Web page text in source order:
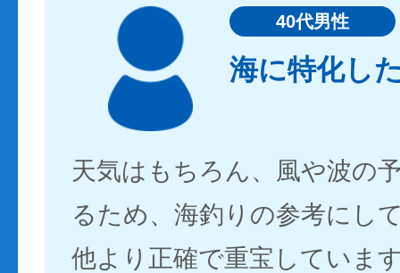
40代男性
海に特化し
天気はもちろん、風や波の
るため、海釣りの参考にし
他より正確で重宝していま